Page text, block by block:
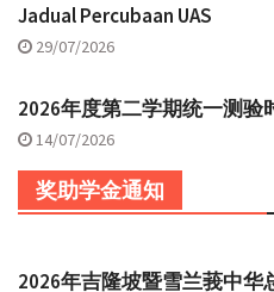
Jadual Percubaan UAS
29/07/2026
2026年度第二学期统一测验
14/07/2026
奖助学金通知
2026年吉隆坡暨雪兰莪中